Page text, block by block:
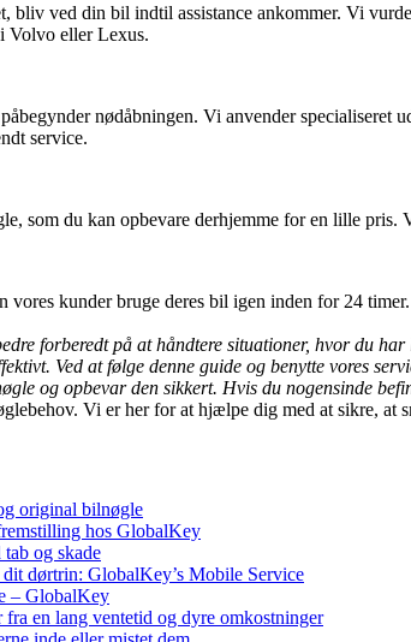
bliv ved din bil indtil assistance ankommer. Vi
Volvo eller Lexus.
nødåbningen. Vi anvender
service.
som du kan opbevare derhjemme for en lille
kunder bruge deres bil igen inden for 24
forberedt på at håndtere situationer, hvor du
Ved at følge denne guide og benytte vores
og opbevar den sikkert. Hvis du nogensinde
Vi er her for at hjælpe dig med at sikre, at
original bilnøgle
hos GlobalKey
og skade
dørtrin: GlobalKey’s Mobile Service
– GlobalKey
fra en lang ventetid og dyre omkostninger